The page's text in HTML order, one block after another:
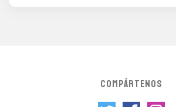
COMPÁRTENOS